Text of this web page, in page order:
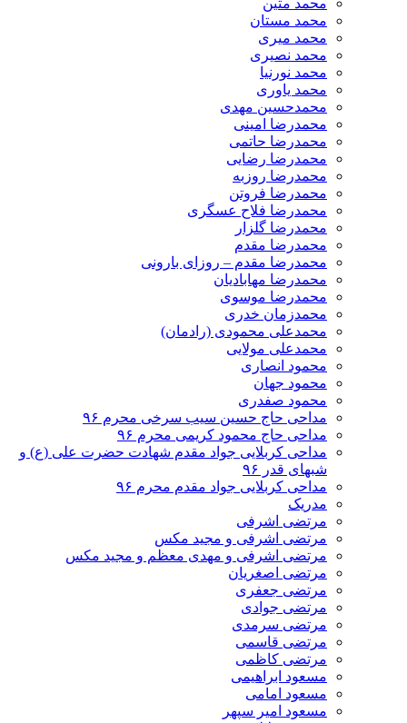
محمد متین
محمد مستان
محمد میری
محمد نصیری
محمد نورنیا
محمد یاوری
محمدحسین مهدی
محمدرضا امینی
محمدرضا حاتمی
محمدرضا رضایی
محمدرضا روزبه
محمدرضا فروتن
محمدرضا فلاح عسگری
محمدرضا گلزار
محمدرضا مقدم
محمدرضا مقدم – روزای بارونی
محمدرضا مهابادیان
محمدرضا موسوی
محمدزمان خدری
محمدعلی محمودی (رادمان)
محمدعلی مولایی
محمود انصاری
محمود جهان
محمود صفدری
مداحی حاج حسین سیب سرخی محرم ۹۶
مداحی حاج محمود کریمی محرم ۹۶
مداحی کربلایی جواد مقدم شهادت حضرت علی (ع) و
شبهای قدر ۹۶
مداحی کربلایی جواد مقدم محرم ۹۶
مدریک
مرتضی اشرفی
مرتضی اشرفی و مجید مکس
مرتضی اشرفی و مهدی معظم و مجید مکس
مرتضی اصغریان
مرتضی جعفری
مرتضی جوادی
مرتضی سرمدی
مرتضی قاسمی
مرتضی کاظمی
مسعود ابراهیمی
مسعود امامی
مسعود امیر سپهر